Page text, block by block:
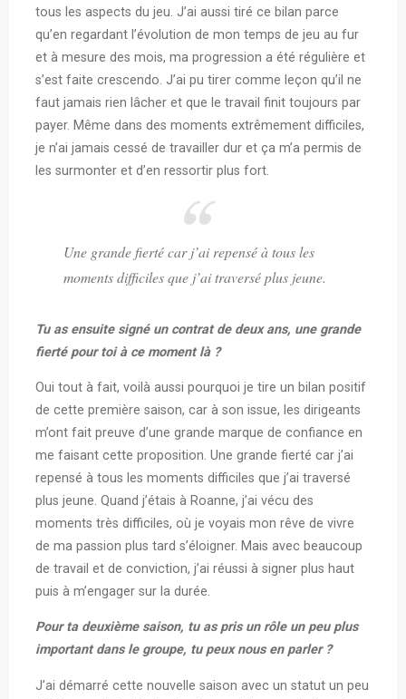
tous les aspects du jeu. J’ai aussi tiré ce bilan parce
qu’en regardant l’évolution de mon temps de jeu au fur
et à mesure des mois, ma progression a été régulière et
s’est faite crescendo. J’ai pu tirer comme leçon qu’il ne
faut jamais rien lâcher et que le travail finit toujours par
payer. Même dans des moments extrêmement difficiles,
je n’ai jamais cessé de travailler dur et ça m’a permis de
les surmonter et d’en ressortir plus fort.
Une grande fierté car j’ai repensé à tous les
moments difficiles que j’ai traversé plus jeune.
Tu as ensuite signé un contrat de deux ans, une grande
fierté pour toi à ce moment là ?
Oui tout à fait, voilà aussi pourquoi je tire un bilan positif
de cette première saison, car à son issue, les dirigeants
m’ont fait preuve d’une grande marque de confiance en
me faisant cette proposition. Une grande fierté car j’ai
repensé à tous les moments difficiles que j’ai traversé
plus jeune. Quand j’étais à Roanne, j’ai vécu des
moments très difficiles, où je voyais mon rêve de vivre
de ma passion plus tard s’éloigner. Mais avec beaucoup
de travail et de conviction, j’ai réussi à signer plus haut
puis à m’engager sur la durée.
Pour ta deuxième saison, tu as pris un rôle un peu plus
important dans le groupe, tu peux nous en parler ?
J’ai démarré cette nouvelle saison avec un statut un peu